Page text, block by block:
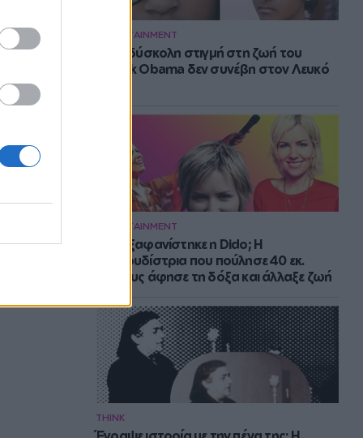
ENTERTAINMENT
Η πιο δύσκολη στιγμή στη ζωή του
Barack Obama δεν συνέβη στον Λευκό
ENTERTAINMENT
Πού εξαφανίστηκε η Dido; Η
τραγουδίστρια που πούλησε 40 εκ.
δίσκους άφησε τη δόξα και άλλαξε ζωή
THINK